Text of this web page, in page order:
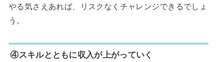
やる気さえあれば、リスクなくチャレンジできるでしょ
う。
④スキルとともに収入が上がっていく